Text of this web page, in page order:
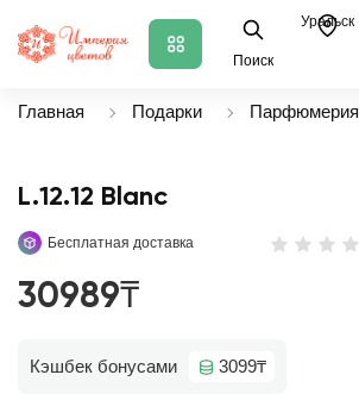
Поиск
Уральск
Главная Подарки Парфюмерия
L.12.12 Blanc
Бесплатная доставка
30989₸
Кэшбек бонусами 3099₸